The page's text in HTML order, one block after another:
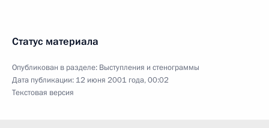
Статус материала
Опубликован в разделе: Выступления и стенограммы
Дата публикации: 12 июня 2001 года, 00:02
Текстовая версия